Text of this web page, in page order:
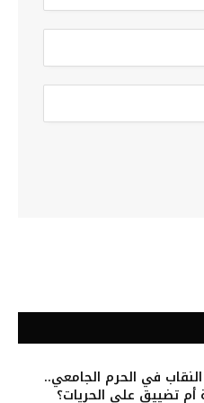
في الحرم الجامعي..
أم تضييق على الحريات؟